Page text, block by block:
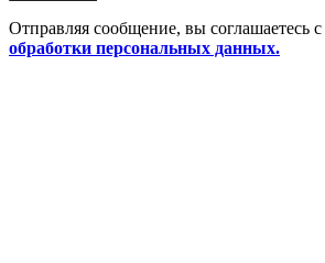
Отправляя сообщение, вы соглашаетесь с
обработки персональных данных.